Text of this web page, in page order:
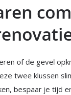
of de gevel
twee klussen
bespaar je tijd